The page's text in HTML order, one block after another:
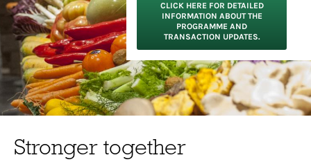
CLICK HERE FOR DETAILED
INFORMATION ABOUT THE
PROGRAMME AND
TRANSACTION UPDATES.
Stronger together